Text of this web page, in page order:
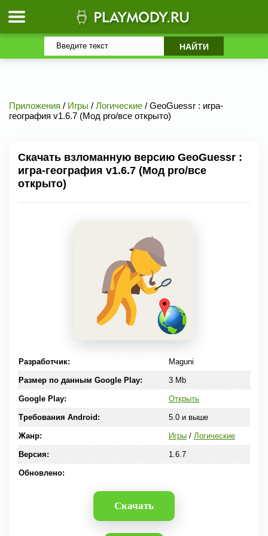
Приложения / Игры / Логические / GeoGuessr : игра-
география v1.6.7 (Мод pro/все открыто)
Скачать взломанную версию GeoGuessr :
игра-география v1.6.7 (Мод pro/все
открыто)
Разработчик: Maguni
Размер по данным Google Play: 3 Mb
Google Play: Открыть
Требования Android: 5.0 и выше
Жанр: Игры/ Логические
Версия: 1.6.7
Обновлено:
Скачать